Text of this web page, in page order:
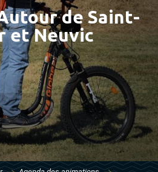
de Saint-
et Neuvic